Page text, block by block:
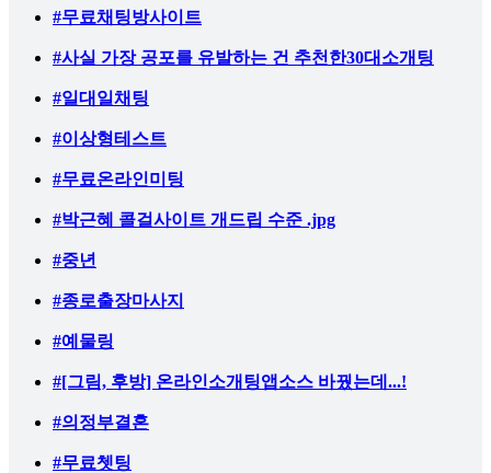
#무료채팅방사이트
#사실 가장 공포를 유발하는 건 추천한30대소개팅
#일대일채팅
#이상형테스트
#무료온라인미팅
#박근혜 콜걸사이트 개드립 수준 .jpg
#중년
#종로출장마사지
#예물링
#[그림, 후방] 온라인소개팅앱소스 바꿨는데...!
#의정부결혼
#무료쳇팅